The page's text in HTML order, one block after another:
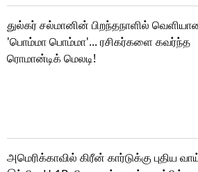
துல்கர் சல்மானின் பிறந்தநாளில்
'பொம்மா பொம்மா'... ரசிகர்களை கவர்ந்த
ரொமான்டிக் மெலடி!
அமெரிக்காவில் கிரீன் கார்டுக்கு புதிய